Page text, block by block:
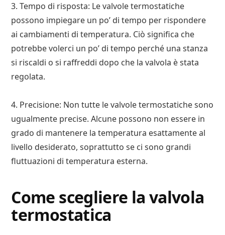
3. Tempo di risposta: Le valvole termostatiche
possono impiegare un po’ di tempo per rispondere
ai cambiamenti di temperatura. Ciò significa che
potrebbe volerci un po’ di tempo perché una stanza
si riscaldi o si raffreddi dopo che la valvola è stata
regolata.
4. Precisione: Non tutte le valvole termostatiche sono
ugualmente precise. Alcune possono non essere in
grado di mantenere la temperatura esattamente al
livello desiderato, soprattutto se ci sono grandi
fluttuazioni di temperatura esterna.
Come scegliere la valvola
termostatica